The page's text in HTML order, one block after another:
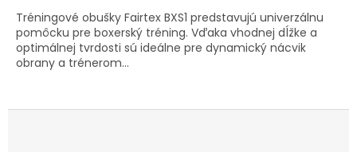
Tréningové obušky Fairtex BXS1 predstavujú univerzálnu
pomôcku pre boxerský tréning. Vďaka vhodnej dĺžke a
optimálnej tvrdosti sú ideálne pre dynamický nácvik
obrany a trénerom...